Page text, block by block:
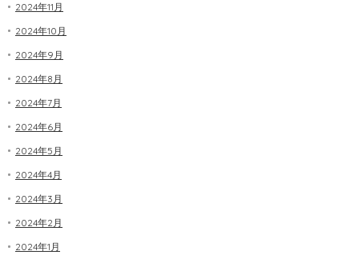
2024年11月
2024年10月
2024年9月
2024年8月
2024年7月
2024年6月
2024年5月
2024年4月
2024年3月
2024年2月
2024年1月